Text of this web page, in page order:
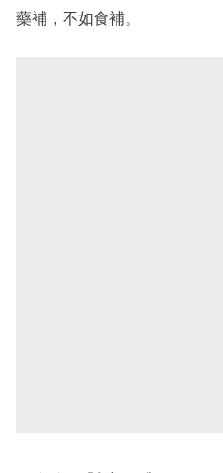
藥補，不如食補。